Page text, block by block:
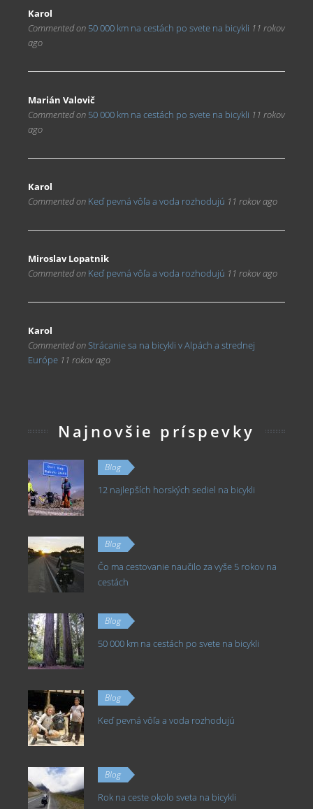
Karol
Commented on 50 000 km na cestách po svete na bicykli 11 rokov
ago
Marián Valovič
Commented on 50 000 km na cestách po svete na bicykli 11 rokov
ago
Karol
Commented on Keď pevná vôľa a voda rozhodujú 11 rokov ago
Miroslav Lopatnik
Commented on Keď pevná vôľa a voda rozhodujú 11 rokov ago
Karol
Commented onStrácanie sa na bicykli v Alpách a strednej
Európe 11 rokov ago
Najnovšie príspevky
Blog
12 najlepších horských sediel na bicykli
Blog
Čo ma cestovanie naučilo za vyše 5 rokov na
cestách
Blog
50 000 km na cestách po svete na bicykli
Blog
Keď pevná vôľa a voda rozhodujú
Blog
Rok na ceste okolo sveta na bicykli